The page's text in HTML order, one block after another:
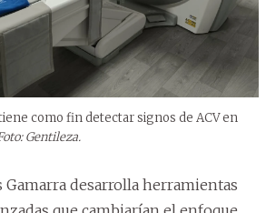
como fin detectar signos de ACV en
Gentileza.
Gamarra desarrolla herramientas